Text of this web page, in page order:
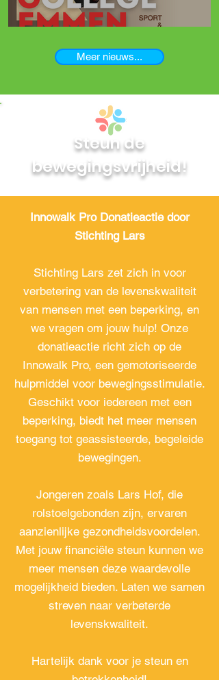
Meer nieuws...
Steun de
bewegingsvrijheid!
Innowalk Pro Donatieactie door
Stichting Lars
Stichting Lars zet zich in voor
verbetering van de levenskwaliteit
van mensen met een beperking, en
we vragen om jouw hulp! Onze
donatieactie richt zich op de
Innowalk Pro, een gemotoriseerde
hulpmiddel voor bewegingsstimulatie.
Geschikt voor iedereen met een
beperking, biedt het meer mensen
toegang tot geassisteerde, begeleide
bewegingen.
Jongeren zoals Lars Hof, die
rolstoelgebonden zijn, ervaren
aanzienlijke gezondheidsvoordelen.
Met jouw financiële steun kunnen we
meer mensen deze waardevolle
mogelijkheid bieden. Laten we samen
streven naar verbeterde
levenskwaliteit.
Hartelijk dank voor je steun en